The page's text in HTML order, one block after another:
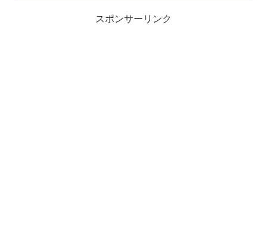
スポンサーリンク